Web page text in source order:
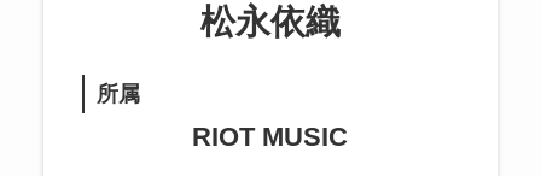
松永依織
所属
RIOT MUSIC